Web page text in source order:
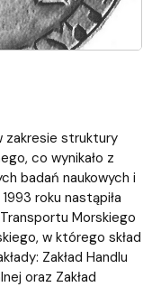
zakresie struktury
co wynikało z
badań naukowych i
roku nastąpiła
Morskiego
w którego skład
Zakład Handlu
oraz Zakład